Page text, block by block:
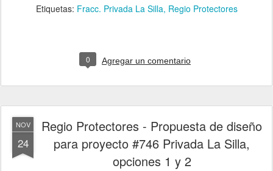
Etiquetas: Fracc. Privada La Silla Regio Protectores
0 Agregar un comentario
NOV
24
Regio Protectores - Propuesta de diseño
para proyecto #746 Privada La Silla,
opciones 1 y 2